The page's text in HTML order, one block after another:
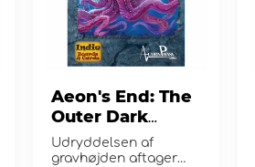
Aeon's End: The
Outer Dark
(Exp.)
Udryddelsen af ​​
gravhøjden aftager